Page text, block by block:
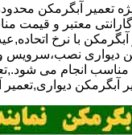
ویژه تعمیر آبگرمکن
معتبر و قیمت
با نرخ
دیواری
انجام می
آبگرمکن